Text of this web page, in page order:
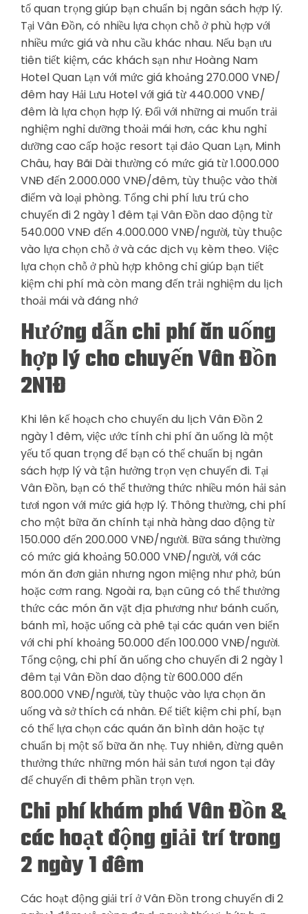
tố quan trọng giúp bạn chuẩn bị ngân sách hợp lý.
Tại Vân Đồn, có nhiều lựa chọn chỗ ở phù hợp với
nhiều mức giá và nhu cầu khác nhau. Nếu bạn ưu
tiên tiết kiệm, các khách sạn như Hoàng Nam
Hotel Quan Lạn với mức giá khoảng 270.000 VNĐ/
đêm hay Hải Lưu Hotel với giá từ 440.000 VNĐ/
đêm là lựa chọn hợp lý. Đối với những ai muốn trải
nghiệm nghỉ dưỡng thoải mái hơn, các khu nghỉ
dưỡng cao cấp hoặc resort tại đảo Quan Lạn, Minh
Châu, hay Bãi Dài thường có mức giá từ 1.000.000
VNĐ đến 2.000.000 VNĐ/đêm, tùy thuộc vào thời
điểm và loại phòng. Tổng chi phí lưu trú cho
chuyến đi 2 ngày 1 đêm tại Vân Đồn dao động từ
540.000 VNĐ đến 4.000.000 VNĐ/người, tùy thuộc
vào lựa chọn chỗ ở và các dịch vụ kèm theo. Việc
lựa chọn chỗ ở phù hợp không chỉ giúp bạn tiết
kiệm chi phí mà còn mang đến trải nghiệm du lịch
thoải mái và đáng nhớ
Hướng dẫn chi phí ăn uống
hợp lý cho chuyến Vân Đồn
2N1Đ
Khi lên kế hoạch cho chuyến du lịch Vân Đồn 2
ngày 1 đêm, việc ước tính chi phí ăn uống là một
yếu tố quan trọng để bạn có thể chuẩn bị ngân
sách hợp lý và tận hưởng trọn vẹn chuyến đi. Tại
Vân Đồn, bạn có thể thưởng thức nhiều món hải sản
tươi ngon với mức giá hợp lý. Thông thường, chi phí
cho một bữa ăn chính tại nhà hàng dao động từ
150.000 đến 200.000 VNĐ/người. Bữa sáng thường
có mức giá khoảng 50.000 VNĐ/người, với các
món ăn đơn giản nhưng ngon miệng như phở, bún
hoặc cơm rang. Ngoài ra, bạn cũng có thể thưởng
thức các món ăn vặt địa phương như bánh cuốn,
bánh mì, hoặc uống cà phê tại các quán ven biển
với chi phí khoảng 50.000 đến 100.000 VNĐ/người.
Tổng cộng, chi phí ăn uống cho chuyến đi 2 ngày 1
đêm tại Vân Đồn dao động từ 600.000 đến
800.000 VNĐ/người, tùy thuộc vào lựa chọn ăn
uống và sở thích cá nhân. Để tiết kiệm chi phí, bạn
có thể lựa chọn các quán ăn bình dân hoặc tự
chuẩn bị một số bữa ăn nhẹ. Tuy nhiên, đừng quên
thưởng thức những món hải sản tươi ngon tại đây
để chuyến đi thêm phần trọn vẹn.
Chi phí khám phá Vân Đồn &
các hoạt động giải trí trong
2 ngày 1 đêm
Các hoạt động giải trí ở Vân Đồn trong chuyến đi 2